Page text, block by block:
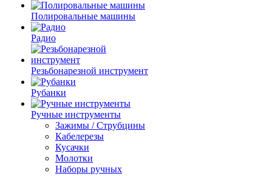
Полировальные машины
Радио
Резьбонарезной инструмент
Рубанки
Ручные инструменты
Зажимы / Струбцины
Кабелерезы
Кусачки
Молотки
Наборы ручных